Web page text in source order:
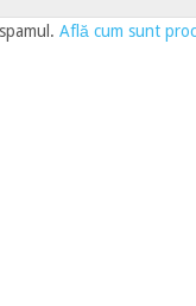
Află cum sunt